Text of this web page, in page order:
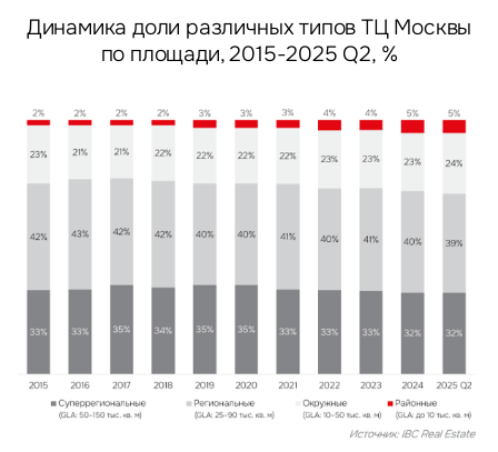
Динамика доли различных типов ТЦ Москвы
по площади, 2015-2025 Q2, %